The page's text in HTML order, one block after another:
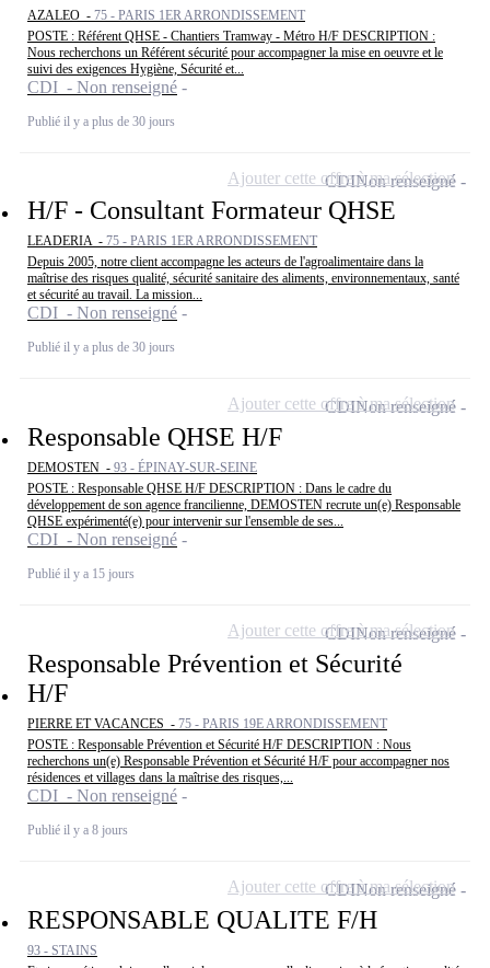
AZALEO - 75 - PARIS 1ER ARRONDISSEMENT
POSTE : Référent QHSE - Chantiers Tramway - Métro H/F DESCRIPTION :
Nous recherchons un Référent sécurité pour accompagner la mise en oeuvre et le
suivi des exigences Hygiène, Sécurité et...
CDI - Non renseigné
Publié il y a plus de 30 jours
H/F - Consultant Formateur QHSE
LEADERIA - 75 - PARIS 1ER ARRONDISSEMENT
Depuis 2005, notre client accompagne les acteurs de l'agroalimentaire dans la
maîtrise des risques qualité, sécurité sanitaire des aliments, environnementaux, santé
et sécurité au travail. La mission...
CDI - Non renseigné
Publié il y a plus de 30 jours
CDINon renseigné
Ajouter cette offre à ma sélection
Responsable QHSE H/F
DEMOSTEN - 93 - ÉPINAY-SUR-SEINE
POSTE : Responsable QHSE H/F DESCRIPTION : Dans le cadre du
développement de son agence francilienne, DEMOSTEN recrute un(e) Responsable
QHSE expérimenté(e) pour intervenir sur l'ensemble de ses...
CDI - Non renseigné
Publié il y a 15 jours
CDINon renseigné
Ajouter cette offre à ma sélection
Responsable Prévention et Sécurité
H/F
PIERRE ET VACANCES - 75 - PARIS 19E ARRONDISSEMENT
POSTE : Responsable Prévention et Sécurité H/F DESCRIPTION : Nous
recherchons un(e) Responsable Prévention et Sécurité H/F pour accompagner nos
résidences et villages dans la maîtrise des risques,...
CDI - Non renseigné
Publié il y a 8 jours
CDINon renseigné
Ajouter cette offre à ma sélection
RESPONSABLE QUALITE F/H
93 - STAINS
CDINon renseigné
Ajouter cette offre à ma sélection